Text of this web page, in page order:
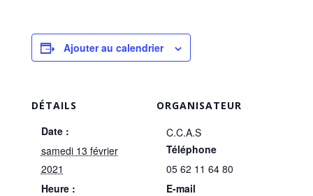
Ajouter au calendrier
DÉTAILS
Date :
samedi 13 février
2021
Heure :
ORGANISATEUR
C.C.A.S
Téléphone
05 62 11 64 80
E-mail